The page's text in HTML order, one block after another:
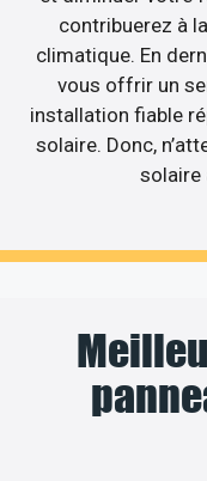
contribuerez à
climatique. En
vous offrir un
installation fiable
solaire. Donc,
solaire